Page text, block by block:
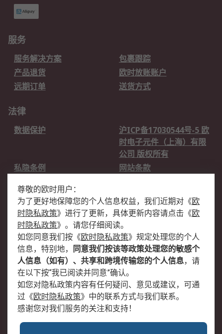
服务
服务解决方案
包裹跟踪
产品退货
欧时放账账户
远期订单
送货方式
法律
数据保护
沪ICP备17030544号-5 欧
时电子元件（上海）有限
公司 版权所有
私隐条例
网站条款
关于欧时
欧时销售条款
账户和付款
企业集团
全球办事处
关于我们
新闻中心
加入我们
尊敬的欧时用户：
为了更好地保障您的个人信息权益，我们近期对 《欧
时隐私政策》 进行了更新，具体更新内容请点击 《欧
时隐私政策》 。请您仔细阅读。
如您同意我们按 《欧时隐私政策》 规定处理您的个人
信息，特别地，
同意我们按该等政策处理您的敏感个
人信息（如有）、共享和跨境传输您的个人信息，请
在以下按“我已阅读并同意”确认。
如您对隐私政策内容有任何疑问、意见或建议，可通
过 《欧时隐私政策》 中的联系方式与我们联系。
感谢您对我们服务的关注和支持！